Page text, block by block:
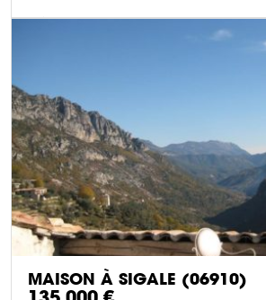
MAISON À SIGALE (06910)